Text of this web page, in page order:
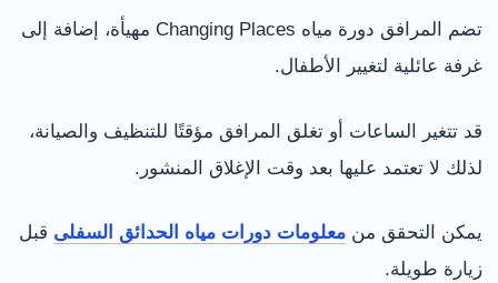
تضم المرافق دورة مياه Changing Places مهيأة، إضافة إلى
غرفة عائلية لتغيير الأطفال.
قد تتغير الساعات أو تغلق المرافق مؤقتًا للتنظيف والصيانة،
لذلك لا تعتمد عليها بعد وقت الإغلاق المنشور.
يمكن التحقق من معلومات دورات مياه الحدائق السفلى قبل
زيارة طويلة.